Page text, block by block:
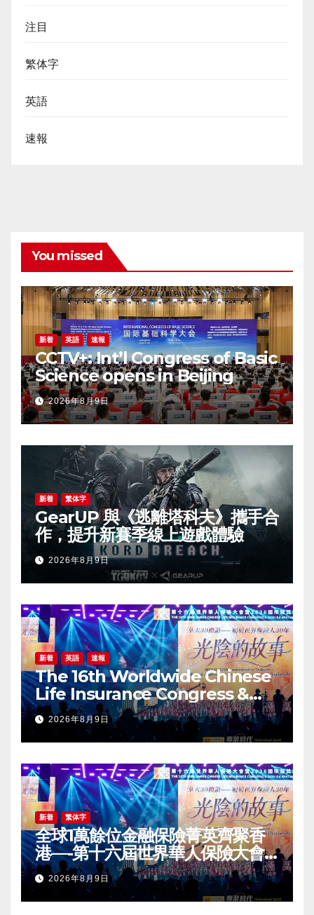
注目
繁体字
英語
速報
You missed
新着 英語 速報
CCTV+: Int’l Congress of Basic
Science opens in Beijing
2026年8月9日
新着 繁体字
GearUP 與《逃離塔科夫》攜手合
作，提升新賽季線上遊戲體驗
2026年8月9日
新着 英語 速報
The 16th Worldwide Chinese
Life Insurance Congress &
2026 International Dragon
Award (IDA) Annual
Conference Grandly Held
2026年8月9日
新着 繁体字
全球1萬餘位金融保險菁英齊聚香
港—-第十六屆世界華人保險大會
暨2026國際龍獎IDA年會盛大舉
辦2026年8月9日